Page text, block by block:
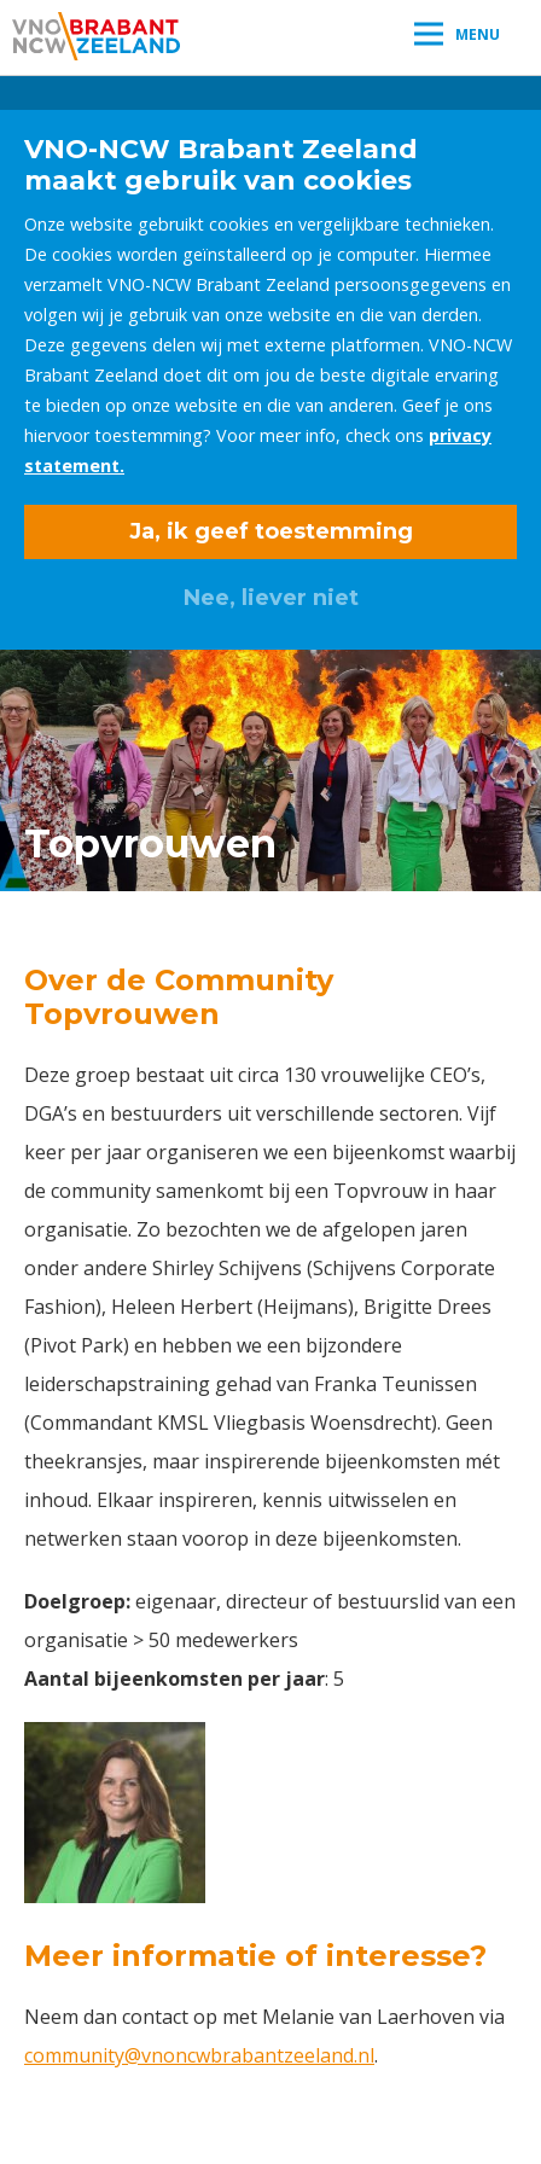
MENU
VNO-NCW Brabant Zeeland
maakt gebruik van cookies
Onze website gebruikt cookies en vergelijkbare technieken.
De cookies worden geïnstalleerd op je computer. Hiermee
verzamelt VNO-NCW Brabant Zeeland persoonsgegevens en
volgen wij je gebruik van onze website en die van derden.
Deze gegevens delen wij met externe platformen. VNO-NCW
Brabant Zeeland doet dit om jou de beste digitale ervaring
te bieden op onze website en die van anderen. Geef je ons
hiervoor toestemming? Voor meer info, check ons privacy
statement.
Ja, ik geef toestemming
Nee, liever niet
Lid worden? Klik hier
Topvrouwen
Over de Community
Topvrouwen
Deze groep bestaat uit circa 130 vrouwelijke CEO’s,
DGA’s en bestuurders uit verschillende sectoren. Vijf
keer per jaar organiseren we een bijeenkomst waarbij
de community samenkomt bij een Topvrouw in haar
organisatie. Zo bezochten we de afgelopen jaren
onder andere Shirley Schijvens (Schijvens Corporate
Fashion), Heleen Herbert (Heijmans), Brigitte Drees
(Pivot Park) en hebben we een bijzondere
leiderschapstraining gehad van Franka Teunissen
(Commandant KMSL Vliegbasis Woensdrecht). Geen
theekransjes, maar inspirerende bijeenkomsten mét
inhoud. Elkaar inspireren, kennis uitwisselen en
netwerken staan voorop in deze bijeenkomsten.
Doelgroep:eigenaar, directeur of bestuurslid van een
organisatie > 50 medewerkers
Aantal bijeenkomsten per jaar: 5
Meer informatie of interesse?
Neem dan contact op met Melanie van Laerhoven via
community@vnoncwbrabantzeeland.nl.